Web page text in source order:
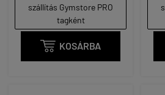
szállítás Gymstore PRO
tagként
 KOSÁRBA